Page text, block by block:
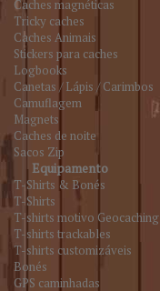
Caches magnéticas
Tricky caches
Caches Animais
Stickers para caches
Logbooks
Canetas / Lápis / Carimbos
Camuflagem
Magnets
Caches de noite
Sacos Zip
Equipamento
T-Shirts & Bonés
T-Shirts
T-shirts motivo Geocaching
T-shirts trackables
T-shirts customizáveis
Bonés
GPS caminhadas